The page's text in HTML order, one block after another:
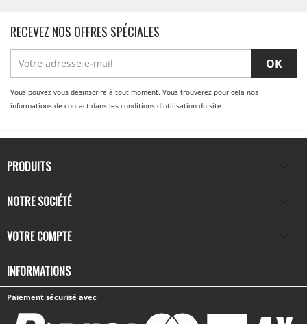
RECEVEZ NOS OFFRES SPÉCIALES
Vous pouvez vous désinscrire à tout moment. Vous trouverez pour cela nos
informations de contact dans les conditions d'utilisation du site.
PRODUITS
NOTRE SOCIÉTÉ
VOTRE COMPTE
INFORMATIONS
Paiement sécurisé avec